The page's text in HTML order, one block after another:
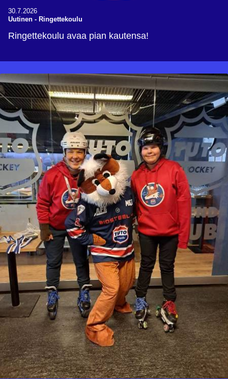
30.7.2026
Uutinen - Ringettekoulu
Ringettekoulu avaa pian kautensa!